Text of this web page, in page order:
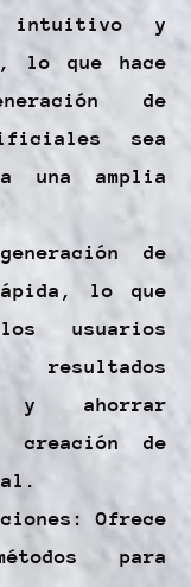
intuitivo y
lo que hace
de
sea
una amplia
de
lo que
usuarios
y ahorrar
creación de
Ofrece
para